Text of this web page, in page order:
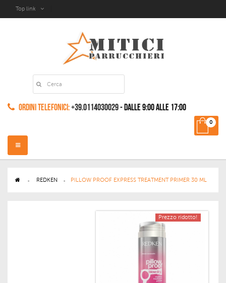
Top link
Ordini Telefonici:+39.0114030029- dalle 9:00 alle 17:00
0
Navigazione
Toggle
> REDKEN > PILLOW PROOF EXPRESS TREATMENT PRIMER 30 ML
Prezzo ridotto!